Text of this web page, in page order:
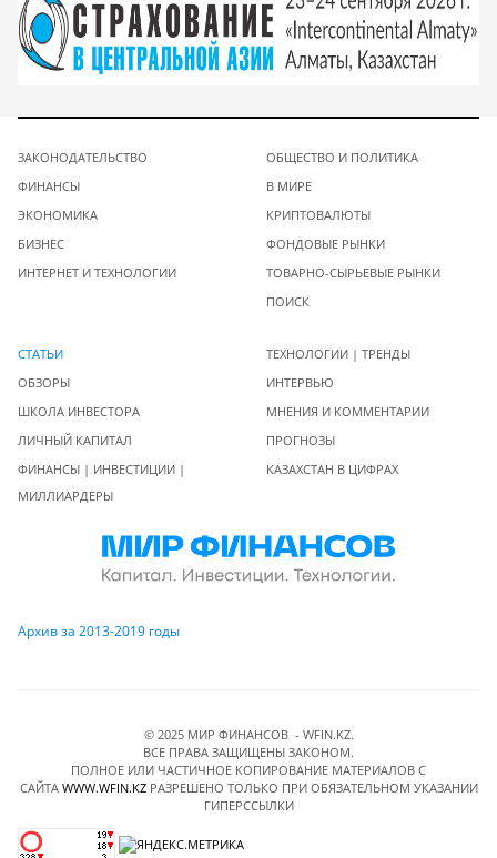
ЗАКОНОДАТЕЛЬСТВО
ФИНАНСЫ
ЭКОНОМИКА
БИЗНЕС
ИНТЕРНЕТ И ТЕХНОЛОГИИ
ОБЩЕСТВО И ПОЛИТИКА
В МИРЕ
КРИПТОВАЛЮТЫ
ФОНДОВЫЕ РЫНКИ
ТОВАРНО-СЫРЬЕВЫЕ РЫНКИ
ПОИСК
СТАТЬИ
ОБЗОРЫ
ШКОЛА ИНВЕСТОРА
ЛИЧНЫЙ КАПИТАЛ
ФИНАНСЫ | ИНВЕСТИЦИИ |
МИЛЛИАРДЕРЫ
ТЕХНОЛОГИИ | ТРЕНДЫ
ИНТЕРВЬЮ
МНЕНИЯ И КОММЕНТАРИИ
ПРОГНОЗЫ
КАЗАХСТАН В ЦИФРАХ
Архив за 2013-2019 годы
© 2025 МИР ФИНАНСОВ - WFIN.KZ.
ВСЕ ПРАВА ЗАЩИЩЕНЫ ЗАКОНОМ.
ПОЛНОЕ ИЛИ ЧАСТИЧНОЕ КОПИРОВАНИЕ МАТЕРИАЛОВ C
САЙТА WWW.WFIN.KZРАЗРЕШЕНО ТОЛЬКО ПРИ ОБЯЗАТЕЛЬНОМ УКАЗАНИИ
ГИПЕРССЫЛКИ